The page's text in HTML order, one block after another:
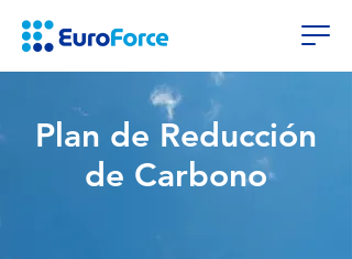
Plan de Reducción
de Carbono